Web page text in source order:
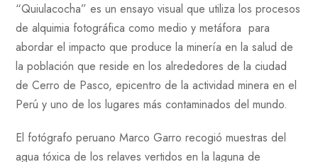
“Quiulacocha” es un ensayo visual que utiliza los procesos
de alquimia fotográfica como medio y metáfora para
abordar el impacto que produce la minería en la salud de
la población que reside en los alrededores de la ciudad
de Cerro de Pasco, epicentro de la actividad minera en el
Perú y uno de los lugares más contaminados del mundo.
El fotógrafo peruano Marco Garro recogió muestras del
agua tóxica de los relaves vertidos en la laguna de